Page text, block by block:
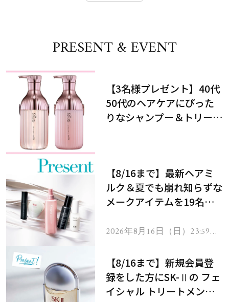
PRESENT & EVENT
【3名様プレゼント】40代
50代のヘアケアにぴった
りなシャンプー＆トリート
【8/16まで】最新ヘアミ
ルク＆夏でも崩れ知らずな
メークアイテムを19名様
2026年8月16日（日）23:59ま
【8/16まで】新規会員登
録をした方にSK-Ⅱの フェ
イシャル トリートメント